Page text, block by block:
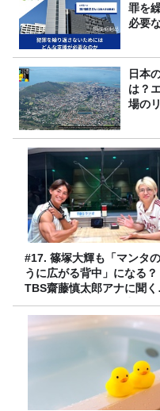
罪を
必要
日本
は？
場の
#17. 篠塚大輝も「マンタ
うに広がる背中」になる？
TBS齋藤慎太郎アナに聞く
ンズフィジークの魅力！！